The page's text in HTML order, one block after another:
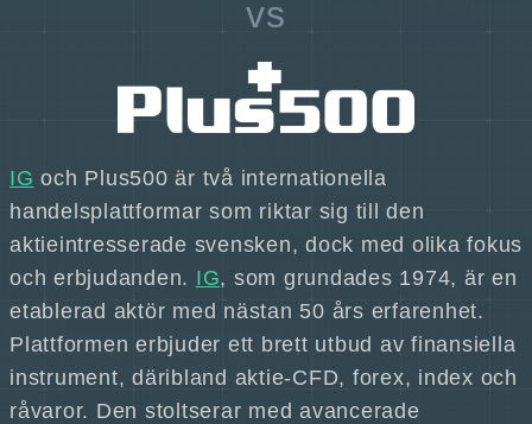
vs
IG och Plus500 är två internationella
handelsplattformar som riktar sig till den
aktieintresserade svensken, dock med olika fokus
och erbjudanden. IG, som grundades 1974, är en
etablerad aktör med nästan 50 års erfarenhet.
Plattformen erbjuder ett brett utbud av finansiella
instrument, däribland aktie-CFD, forex, index och
råvaror. Den stoltserar med avancerade